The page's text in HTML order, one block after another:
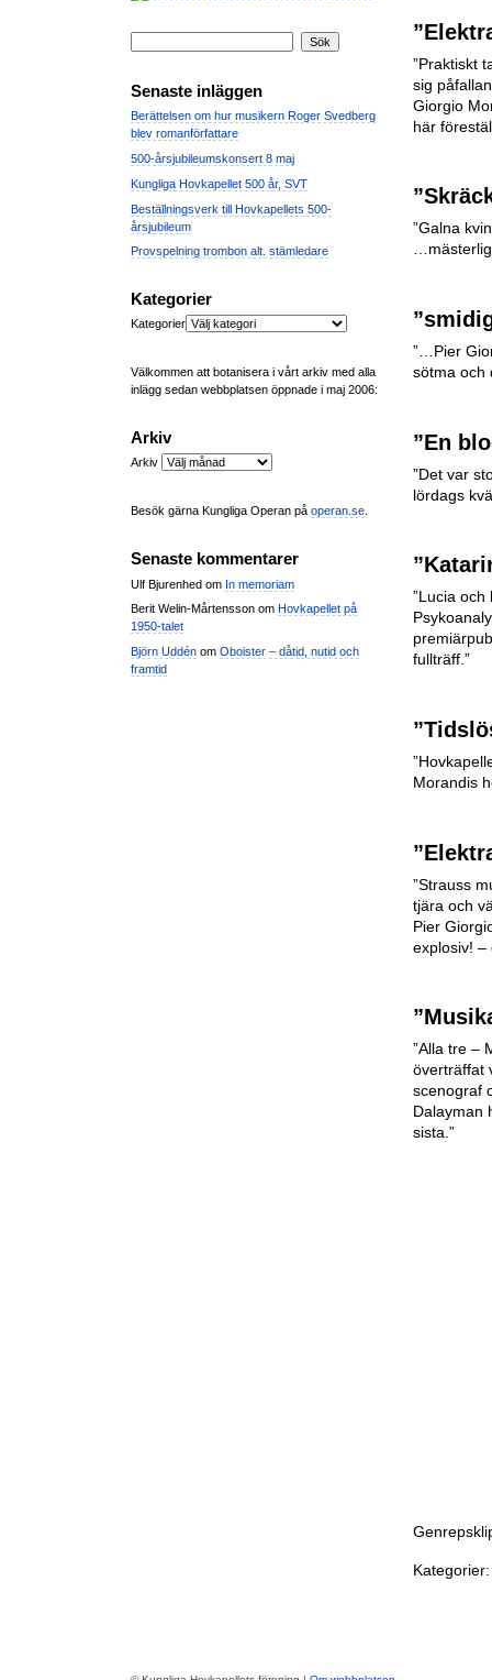
Senaste inläggen
Berättelsen om hur musikern Roger Svedberg
blev romanförfattare
500-årsjubileumskonsert 8 maj
Kungliga Hovkapellet 500 år, SVT
Beställningsverk till Hovkapellets 500-
årsjubileum
Provspelning trombon alt. stämledare
Kategorier
Kategorier
Välkommen att botanisera i vårt arkiv med alla
inlägg sedan webbplatsen öppnade i maj 2006:
Arkiv
Arkiv
Besök gärna Kungliga Operan på operan.se
Senaste kommentarer
Ulf Bjurenhed om In memoriam
Berit Welin-Mårtensson om Hovkapellet på
1950-talet
Björn Uddén om Oboister – dåtid, nutid och
framtid
”Praktiskt
sig
Giorgio
här
”Galna
”…Pier
sötma och
”En
”Det var
lördags
”Lucia
fullträff.”
Morandis
”Strauss
tjära och
Pier
explosiv! –
”Alla tre –
överträffat
scenograf
Dalayman
sista.”
Kategorier: